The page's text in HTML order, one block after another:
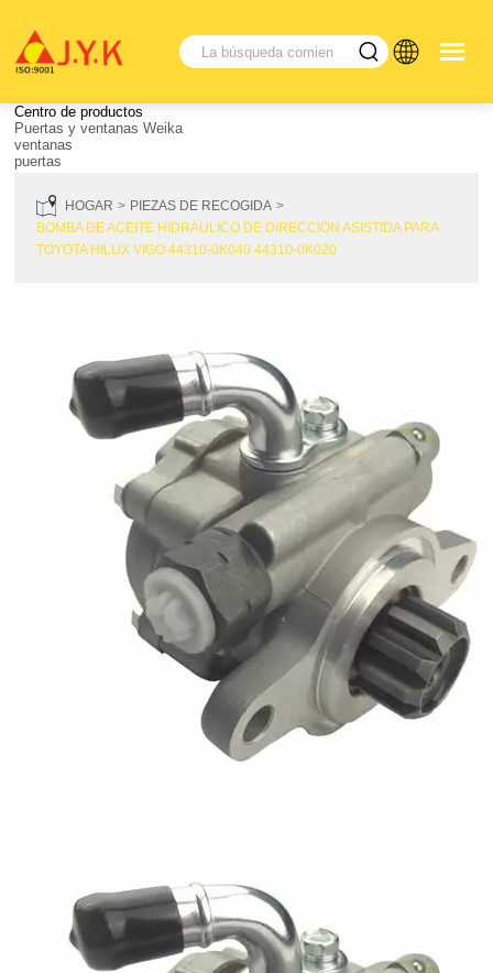
Centro de productos
Puertas y ventanas Weika
ventanas
puertas
HOGAR
PIEZAS DE RECOGIDA
BOMBA DE ACEITE HIDRÁULICO DE DIRECCIÓN ASISTIDA PARA
TOYOTA HILUX VIGO 44310-0K040 44310-0K020